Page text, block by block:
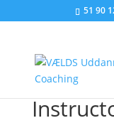
51 90